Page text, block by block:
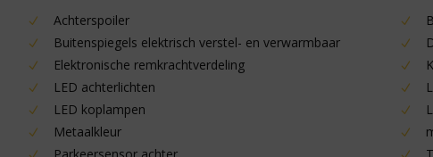
Achterspoiler
Buitenspiegels elektrisch verstel- en verwarmbaar
Elektronische remkrachtverdeling
LED achterlichten
LED koplampen
Metaalkleur